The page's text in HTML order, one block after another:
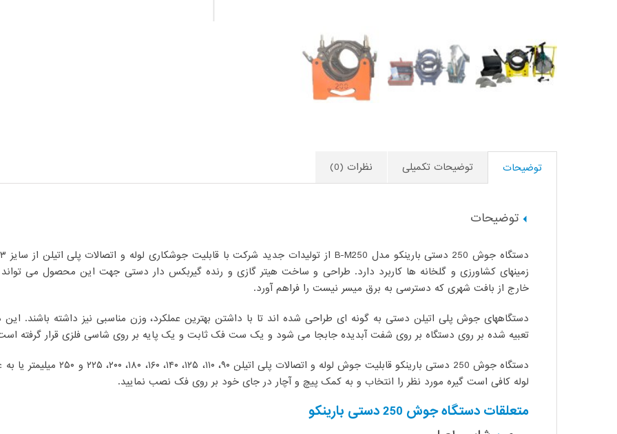
توضیحات توضیحات تکمیلی نظرات (0)
توضیحات
زمینهای کشاورزی و گلخانه ها کاربرد دارد. طراحی و ساخت هیتر گازی و رنده گیربکس دار دستی جهت این محصول می تواند
خارج از بافت شهری که دسترسی به برق میسر نیست را فراهم آورد.
دستگاههای جوش پلی اتیلن دستی به گونه ای طراحی شده اند تا با داشتن بهترین عملکرد، وزن مناسبی نیز داشته
تعبیه شده بر روی دستگاه بر روی شفت آبدیده جابجا می شود و یک ست فک ثابت و یک پایه بر روی شاسی فلزی قرار گرفته
لوله کافی است گیره مورد نظر را انتخاب و به کمک پیچ و آچار در جای خود بر روی فک نصب نمایید.
متعلقات دستگاه جوش 250 دستی بارینکو